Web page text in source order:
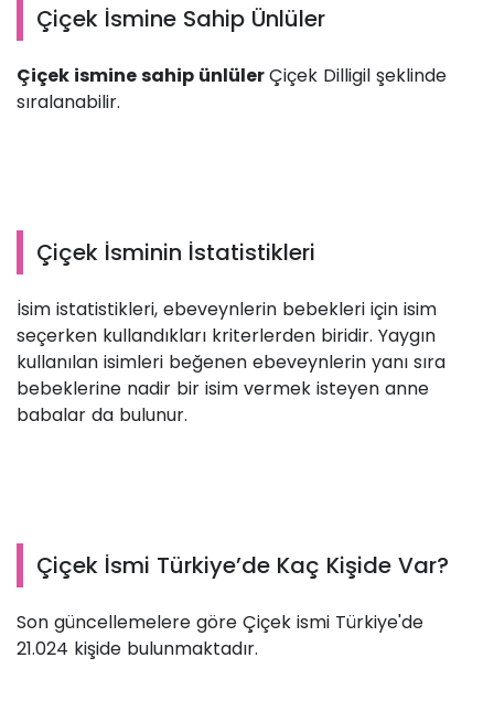
Çiçek İsmine Sahip Ünlüler
Çiçek ismine sahip ünlülerÇiçek Dilligil şeklinde
sıralanabilir.
Çiçek İsminin İstatistikleri
İsim istatistikleri, ebeveynlerin bebekleri için isim
seçerken kullandıkları kriterlerden biridir. Yaygın
kullanılan isimleri beğenen ebeveynlerin yanı sıra
bebeklerine nadir bir isim vermek isteyen anne
babalar da bulunur.
Çiçek İsmi Türkiye’de Kaç Kişide Var?
Son güncellemelere göre Çiçek ismi Türkiye'de
21.024 kişide bulunmaktadır.